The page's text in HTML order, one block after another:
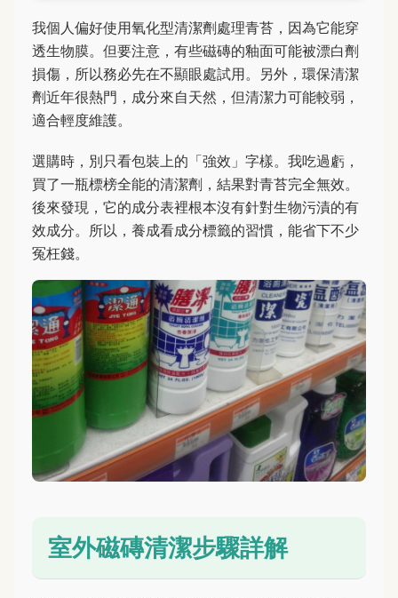
我個人偏好使用氧化型清潔劑處理青苔，因為它能穿
透生物膜。但要注意，有些磁磚的釉面可能被漂白劑
損傷，所以務必先在不顯眼處試用。另外，環保清潔
劑近年很熱門，成分來自天然，但清潔力可能較弱，
適合輕度維護。
選購時，別只看包裝上的「強效」字樣。我吃過虧，
買了一瓶標榜全能的清潔劑，結果對青苔完全無效。
後來發現，它的成分表裡根本沒有針對生物污漬的有
效成分。所以，養成看成分標籤的習慣，能省下不少
冤枉錢。
室外磁磚清潔步驟詳解